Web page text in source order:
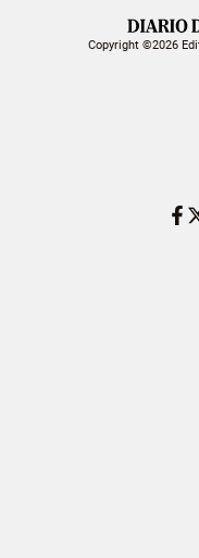
Copyright ©2026